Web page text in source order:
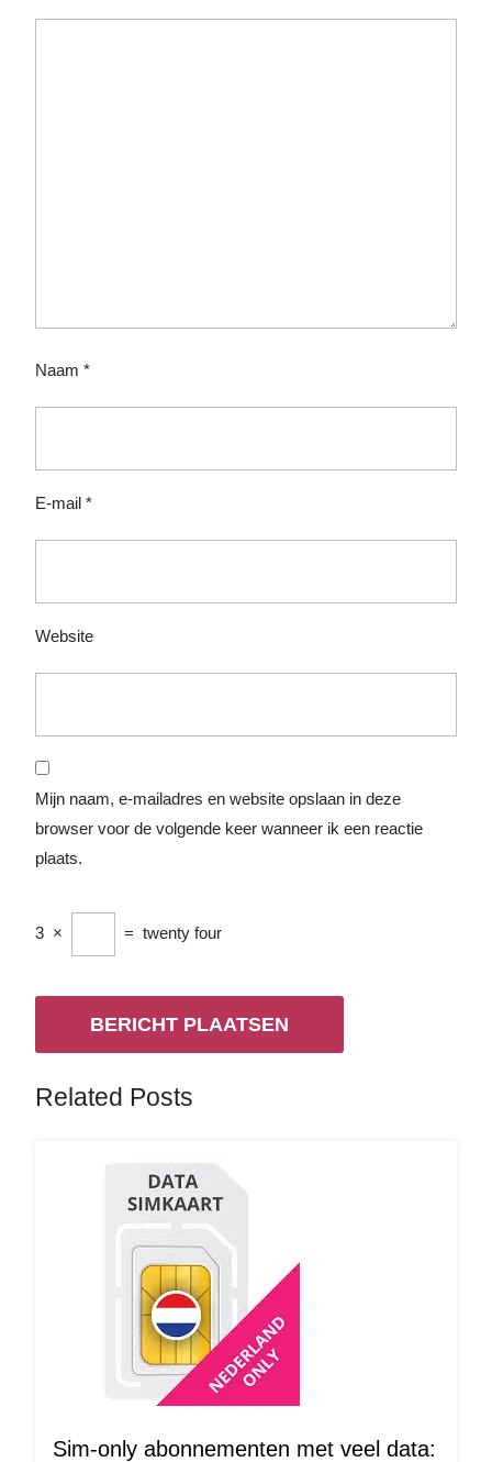
Naam *
E-mail *
Website
Mijn naam, e-mailadres en website opslaan in deze
browser voor de volgende keer wanneer ik een reactie
plaats.
3 × = twenty four
Related Posts
Sim-only abonnementen met veel data: